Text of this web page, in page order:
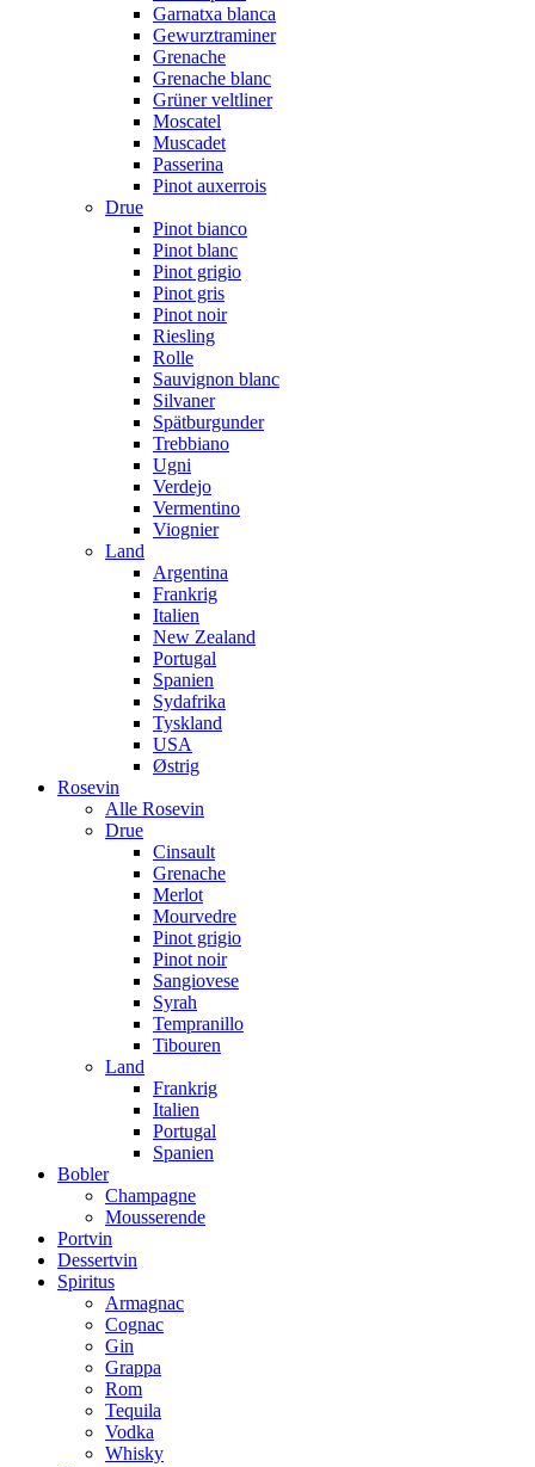
Garnatxa blanca
Gewurztraminer
Grenache
Grenache blanc
Grüner veltliner
Moscatel
Muscadet
Passerina
Pinot auxerrois
Drue
Pinot bianco
Pinot blanc
Pinot grigio
Pinot gris
Pinot noir
Riesling
Rolle
Sauvignon blanc
Silvaner
Spätburgunder
Trebbiano
Ugni
Verdejo
Vermentino
Viognier
Land
Argentina
Frankrig
Italien
New Zealand
Portugal
Spanien
Sydafrika
Tyskland
USA
Østrig
Rosevin
Alle Rosevin
Drue
Cinsault
Grenache
Merlot
Mourvedre
Pinot grigio
Pinot noir
Sangiovese
Syrah
Tempranillo
Tibouren
Land
Frankrig
Italien
Portugal
Spanien
Bobler
Champagne
Mousserende
Portvin
Dessertvin
Spiritus
Armagnac
Cognac
Gin
Grappa
Rom
Tequila
Vodka
Whisky